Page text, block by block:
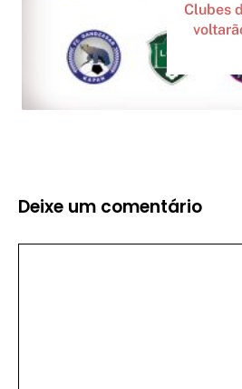
Clubes
Deixe um comentário